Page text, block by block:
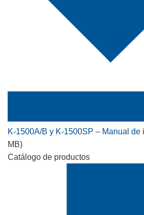
K-1500A/B y K-1500SP – Manual de
MB)
Catálogo de productos